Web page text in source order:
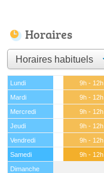
Horaires
Lundi 9h - 12h
Mardi
9h - 12h
Mercredi
9h - 12h
Jeudi
9h - 12h
Vendredi
9h - 12h
Samedi
9h - 12h
Dimanche